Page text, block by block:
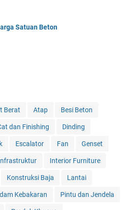
Satuan Beton
Berat Atap Besi Beton
dan Finishing Dinding
Escalator Fan Genset
Interior Furniture
Konstruksi Baja Lantai
Kebakaran Pintu dan Jendela